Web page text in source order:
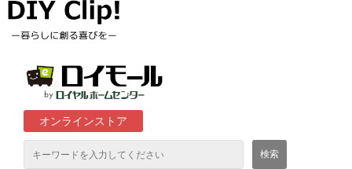
オンラインストア